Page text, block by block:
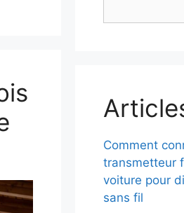
Comment
transmetteur
voiture pour
sans fil